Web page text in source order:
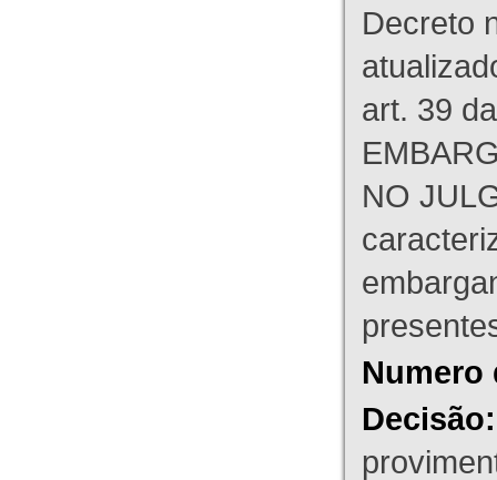
Decreto
art. 39
NO
Numero
Decisão: